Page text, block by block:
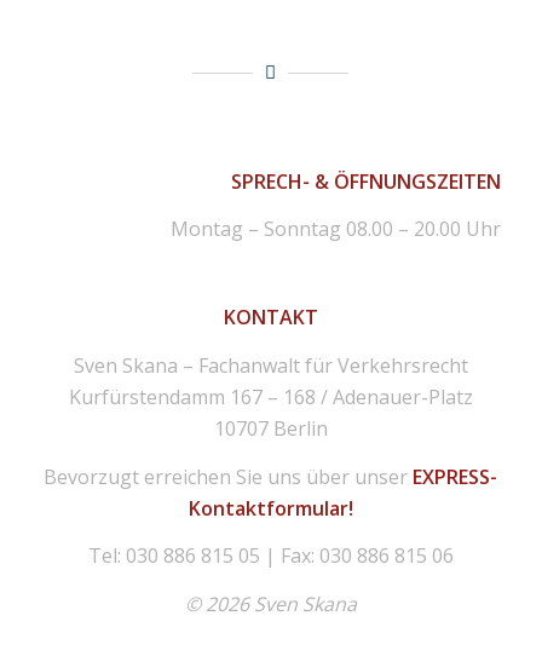
SPRECH- & ÖFFNUNGSZEITEN
Montag – Sonntag 08.00 – 20.00 Uhr
KONTAKT
Sven Skana – Fachanwalt für Verkehrsrecht
Kurfürstendamm 167 – 168 / Adenauer-Platz
10707 Berlin
Bevorzugt erreichen Sie uns über unser EXPRESS-
Kontaktformular!
Tel: 030 886 815 05 | Fax: 030 886 815 06
© 2026 Sven Skana